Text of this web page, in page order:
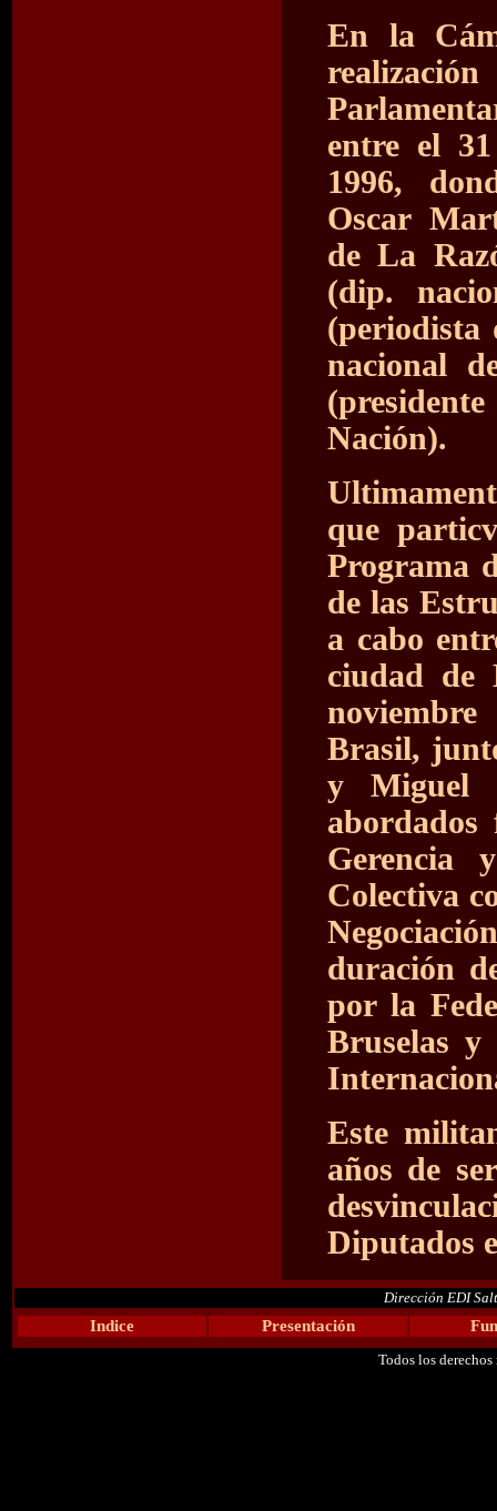
En la
entre el
1996,
Oscar
de La
(dip.
(periodista
nacional
Nación).
que
Programa
de las
a cabo
ciudad de
Brasil,
y Miguel
Gerencia
Colectiva
duración
por la
Bruselas y
Este
años de
Diputados
Dirección EDI
Indice Presentación
Todos los